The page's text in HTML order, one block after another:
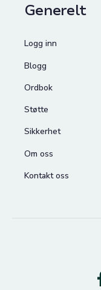
Generelt
Logg inn
Blogg
Ordbok
Støtte
Sikkerhet
Om oss
Kontakt oss